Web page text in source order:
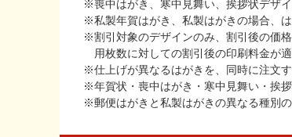
※喪中はがき、寒中見舞い、挨拶状デザ
※私製年賀はがき、私製はがきの場合、は
※割引対象のデザインのみ、割引後の価
用枚数に対しての割引後の印刷料金が適
※仕上げが異なるはがきを、同時に注文す
※年賀状・喪中はがき・寒中見舞い・挨
※郵便はがきと私製はがきの異なる種別